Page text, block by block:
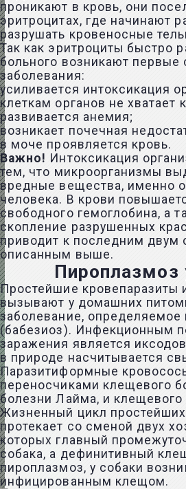
проникают в кровь, они
эритроцитах, где начинают
разрушать кровеносные
Так как эритроциты быстро
больного возникают первые
заболевания:
усиливается интоксикация
клеткам органов не хватает
развивается анемия;
возникает почечная
в моче проявляется кровь.
Важно! Интоксикация
тем, что микроорганизмы
вредные вещества, именно
человека. В крови
свободного гемоглобина, а
скопление разрушенных
приводит к последним двум
описанным выше.
Пироплазмоз
Простейшие кровепаразиты
вызывают у домашних
заболевание, определяемое
(бабезиоз). Инфекционным
заражения является
в природе насчитывается
Паразитиформные
переносчиками клещевого
болезни Лайма, и клещевого
Жизненный цикл
протекает со сменой двух
которых главный
собака, а дефинитивный
пироплазмоз, у собаки
инфицированным клещом.